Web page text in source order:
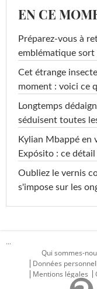
EN CE
Préparez-vous à
emblématique
Cet étrange
moment : voici ce
Longtemps
séduisent toutes
Kylian Mbappé en
Expósito : ce
Oubliez le vernis
s'impose sur les
...
Qui sommes-
Données
Mentions légales